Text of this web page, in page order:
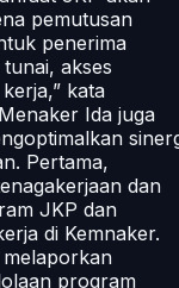
pemutusan
penerima
akses
kata
Ida juga
Pertama,
dan
JKP dan
di Kemnaker.
melaporkan
program